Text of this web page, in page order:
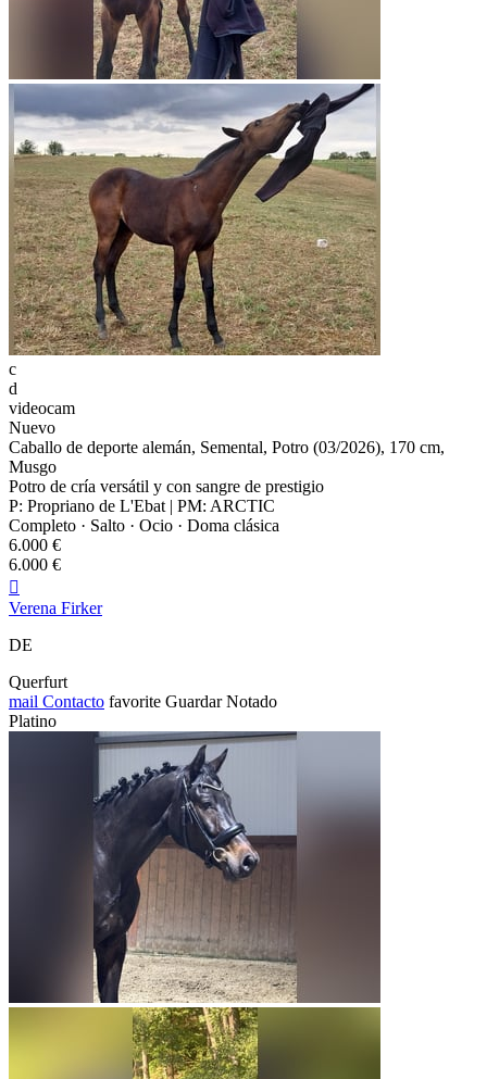
c
d
videocam
Nuevo
Caballo de deporte alemán, Semental, Potro (03/2026), 170 cm,
Musgo
Potro de cría versátil y con sangre de prestigio
P: Propriano de L'Ebat | PM: ARCTIC
Completo · Salto · Ocio · Doma clásica
6.000 €
6.000 €

Verena Firker
DE
Querfurt
mail Contacto favorite Guardar Notado
Platino